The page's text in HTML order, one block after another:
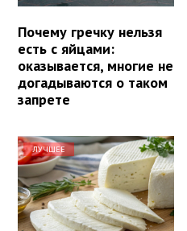
Почему гречку нельзя
есть с яйцами:
оказывается, многие не
догадываются о таком
запрете
ЛУЧШЕЕ